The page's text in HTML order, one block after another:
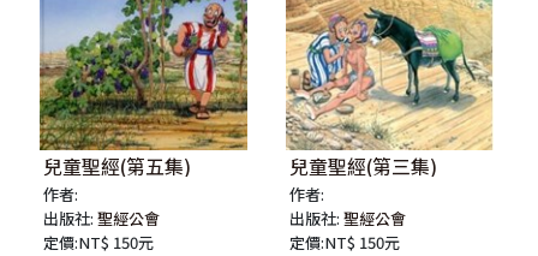
兒童聖經(第五集)
作者:
出版社:聖經公會
定價:NT$ 150元
兒童聖經(第三集)
作者:
出版社:聖經公會
定價:NT$ 150元